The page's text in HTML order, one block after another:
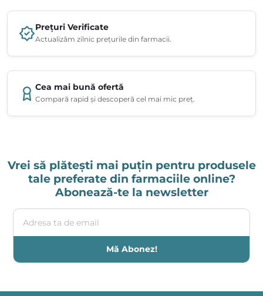
Prețuri Verificate
Actualizăm zilnic prețurile din farmacii.
Cea mai bună ofertă
Compară rapid și descoperă cel mai mic preț.
Vrei să plătești mai puțin pentru produsele
tale preferate din farmaciile online?
Abonează-te la newsletter
Adresa ta de email
Mă Abonez!